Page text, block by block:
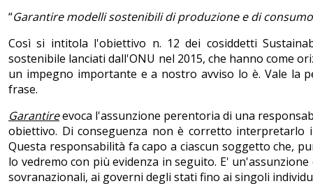
“Garantire modelli sostenibili di produzione e di consumo
Così si intitola l'obiettivo n. 12 dei cosiddetti
sostenibile lanciati dall'ONU nel 2015, che hanno come
un impegno importante e a nostro avviso lo è. Vale la
frase.
Garantireevoca l'assunzione perentoria di una
obiettivo. Di conseguenza non è corretto interpretarlo
Questa responsabilità fa capo a ciascun soggetto che,
lo vedremo con più evidenza in seguito. E'
sovranazionali, ai governi degli stati fino ai singoli